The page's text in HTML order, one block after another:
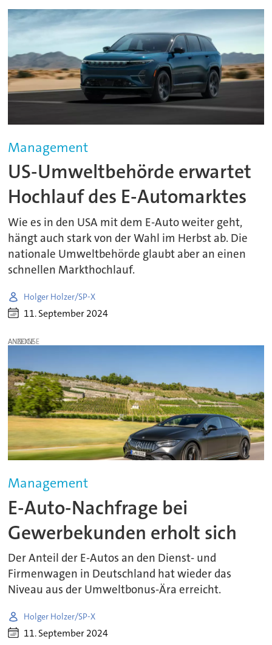
Management
US-Umweltbehörde erwartet
Hochlauf des E-Automarktes
Wie es in den USA mit dem E-Auto weiter geht,
hängt auch stark von der Wahl im Herbst ab. Die
nationale Umweltbehörde glaubt aber an einen
schnellen Markthochlauf.
Holger Holzer/SP-X
11. September 2024
ANZEIGE
Management
E-Auto-Nachfrage bei
Gewerbekunden erholt sich
Der Anteil der E-Autos an den Dienst- und
Firmenwagen in Deutschland hat wieder das
Niveau aus der Umweltbonus-Ära erreicht.
Holger Holzer/SP-X
11. September 2024